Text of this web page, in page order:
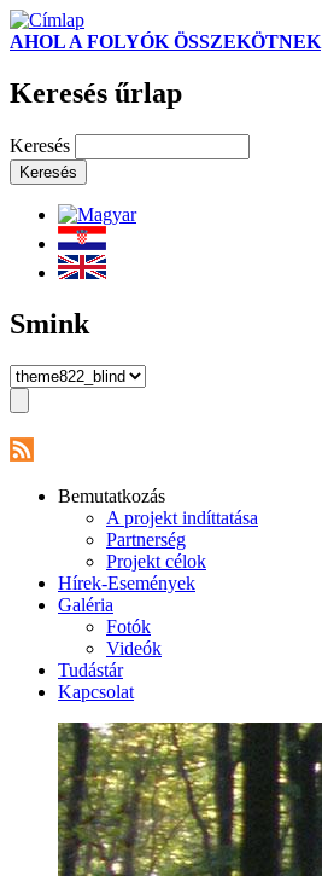
AHOL A FOLYÓK ÖSSZEKÖTNEK
Keresés űrlap
Keresés
Smink
Bemutatkozás
A projekt indíttatása
Partnerség
Projekt célok
Hírek-Események
Galéria
Fotók
Videók
Tudástár
Kapcsolat